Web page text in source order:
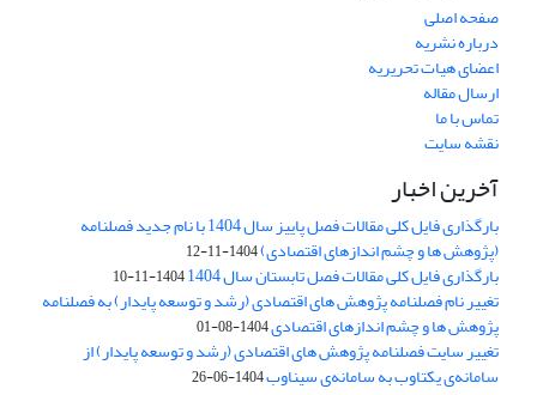
صفحه اصلی
درباره نشریه
اعضای هیات تحریریه
ارسال مقاله
تماس با ما
نقشه سایت
آخرین اخبار
بارگذاری فایل کلی مقالات فصل پاییز سال 1404 با نام جدید فصلنامه
(پژوهش ها و چشم اندازهای اقتصادی)1404-11-12
بارگذاری فایل کلی مقالات فصل تابستان سال 1404 1404-11-10
تغییر نام فصلنامه پژوهش های اقتصادی (رشد و توسعه پایدار) به فصلنامه
پژوهش ها و چشم اندازهای اقتصادی1404-08-01
تغییر سایت فصلنامه پژوهش های اقتصادی (رشد و توسعه پایدار) از
سامانه‌ی یکتاوب به سامانه‌ی سیناوب1404-06-26